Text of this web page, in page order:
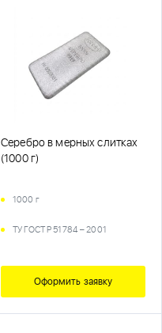
Серебро в мерных слитках
(1000 г)
1000 г
ТУ ГОСТ Р 51784 – 2001
Оформить заявку